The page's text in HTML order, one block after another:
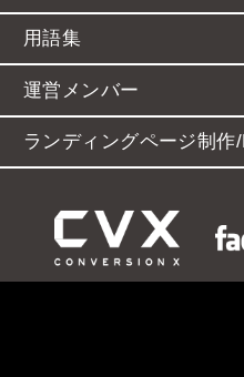
用語集
運営メンバー
ランディングページ制作